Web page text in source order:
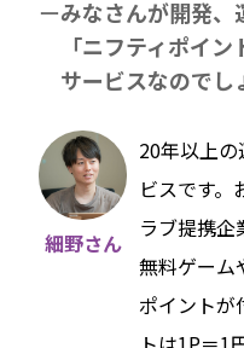
みなさんが開発、
「ニフティポイ
サービスなのでし
細野さん
20年以上
ビスです。
ラブ提携企
無料ゲーム
ポイントが